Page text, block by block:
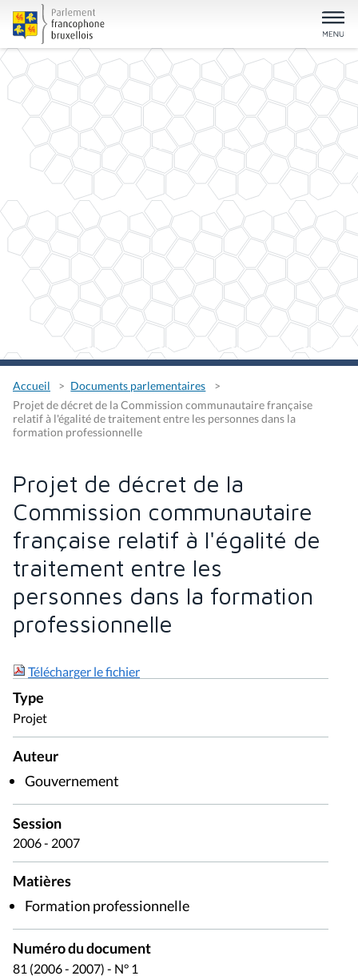
Accueil
Documents parlementaires
Projet de décret de la Commission communautaire française
relatif à l'égalité de traitement entre les personnes dans la
formation professionnelle
Projet de décret de la
Commission communautaire
française relatif à l'égalité de
traitement entre les
personnes dans la formation
professionnelle
Télécharger le fichier
Type
Projet
Auteur
Gouvernement
Session
2006 - 2007
Matières
Formation professionnelle
Numéro du document
81 (2006 - 2007) - N° 1